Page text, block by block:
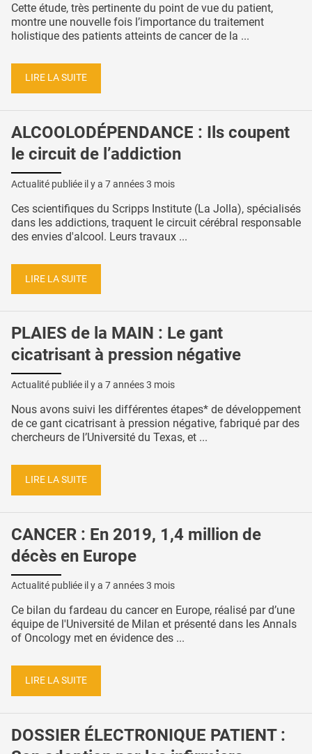
Cette étude, très pertinente du point de vue du patient,
montre une nouvelle fois l’importance du traitement
holistique des patients atteints de cancer de la ...
LIRE LA SUITE
ALCOOLODÉPENDANCE : Ils coupent
le circuit de l’addiction
Actualité publiée il y a 7 années 3 mois
Ces scientifiques du Scripps Institute (La Jolla), spécialisés
dans les addictions, traquent le circuit cérébral responsable
des envies d'alcool. Leurs travaux ...
LIRE LA SUITE
PLAIES de la MAIN : Le gant
cicatrisant à pression négative
Actualité publiée il y a 7 années 3 mois
Nous avons suivi les différentes étapes* de développement
de ce gant cicatrisant à pression négative, fabriqué par des
chercheurs de l’Université du Texas, et ...
LIRE LA SUITE
CANCER : En 2019, 1,4 million de
décès en Europe
Actualité publiée il y a 7 années 3 mois
Ce bilan du fardeau du cancer en Europe, réalisé par d’une
équipe de l'Université de Milan et présenté dans les Annals
of Oncology met en évidence des ...
LIRE LA SUITE
DOSSIER ÉLECTRONIQUE PATIENT :